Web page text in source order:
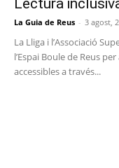
La Guia de Reus - 3 agost,
La Lliga i l’Associació
l’Espai Boule de Reus
accessibles a través...